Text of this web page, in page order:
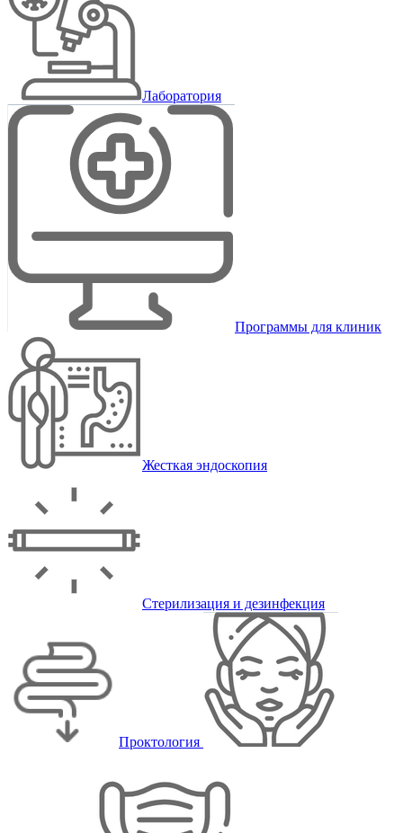
Лаборатория
Программы для клиник
Жесткая эндоскопия
Стерилизация и дезинфекция
Проктология